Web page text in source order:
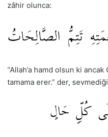
zâhir olunca:
“Allah’a hamd olsun ki
tamama erer.” der,